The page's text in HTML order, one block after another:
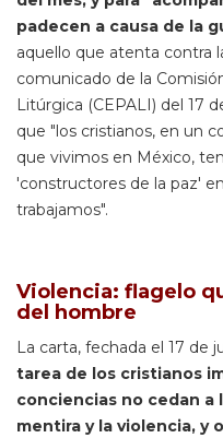
padecen a causa de la
aquello que atenta contra
comunicado de la
Litúrgica (CEPALI) del 17
que "los cristianos, en un
que vivimos en México,
'constructores de la paz'
trabajamos".
Violencia: flagelo
del hombre
La carta, fechada el 17 de
tarea de los cristianos
conciencias no cedan
mentira y la violencia, y